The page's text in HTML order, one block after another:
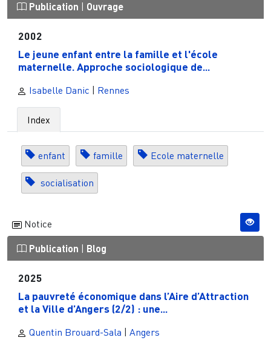
Publication Ouvrage
2002
Le jeune enfant entre la famille et l'école
maternelle. Approche sociologique de...
Isabelle Danic Rennes
Index
enfant famille Ecole maternelle
socialisation
Notice
Publication Blog
2025
La pauvreté économique dans l’Aire d’Attraction
et la Ville d’Angers (2/2) : une...
Quentin Brouard-Sala Angers